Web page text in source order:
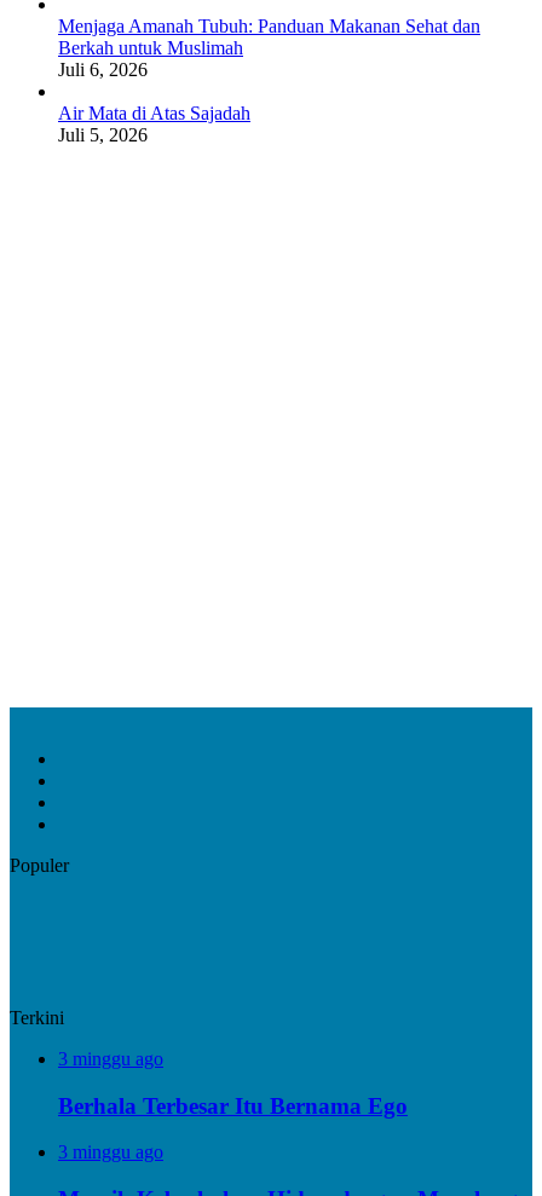
Menjaga Amanah Tubuh: Panduan Makanan Sehat dan
Berkah untuk Muslimah
Juli 6, 2026
Air Mata di Atas Sajadah
Juli 5, 2026
Populer
Terkini
3 minggu ago
Berhala Terbesar Itu Bernama Ego
3 minggu ago